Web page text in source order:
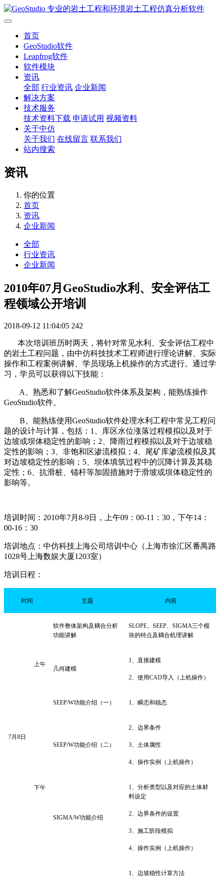
首页
GeoStudio软件
Leapfrog软件
软件模块
资讯
全部 行业资讯 企业新闻
解决方案
技术服务
技术资料下载 申请试用 视频资料
关于中仿
关于我们 在线留言 联系我们
站内搜索
资讯
你的位置
首页
资讯
企业新闻
全部
行业资讯
企业新闻
2010年07月GeoStudio水利、安全评估工
程领域公开培训
2018-09-12 11:04:05 242
本次培训班历时两天，将针对常见水利、安全评估工程中
的岩土工程问题，由中仿科技技术工程师进行理论讲解、实际
操作和工程案例讲解、学员现场上机操作的方式进行。通过学
习，学员可以获得以下技能：
A、熟悉和了解GeoStudio软件体系及架构，能熟练操作
GeoStudio软件。
B、能熟练使用GeoStudio软件处理水利工程中常见工程问
题的设计与计算，包括：1、库区水位涨落过程模拟以及对于
边坡或坝体稳定性的影响；2、降雨过程模拟以及对于边坡稳
定性的影响；3、非饱和区渗流模拟；4、尾矿库渗流模拟及其
对边坡稳定性的影响；5、坝体填筑过程中的沉降计算及其稳
定性；6、抗滑桩、锚杆等加固措施对于滑坡或坝体稳定性的
影响等。
培训时间：2010年7月8-9日，上午09：00-11：30，下午14：
00-16：30
培训地点：中仿科技上海公司培训中心（上海市徐汇区番禺路
1028号上海数娱大厦1203室）
培训日程：
时间 主题 内容
7月8日
上午
软件整体架构及耦合分析
功能讲解
SLOPE SEEP SIGMA三个模
块的特点及耦合机理讲解
几何建模
1 、直接建模
2 、使用CAD导入（上机操作）
SEEP/W功能介绍（一） 1 、瞬态和稳态
下午
SEEP/W功能介绍（二）
2 、边界条件
3 、土体属性
4 、操作实例（上机操作）
SIGMA/W功能介绍
1
、分析类型以及对应的土体材
料设定
2 、边界条件的设置
3 、施工阶段模拟
4 、操作实例（上机操作）
1 、边坡稳性计算方法